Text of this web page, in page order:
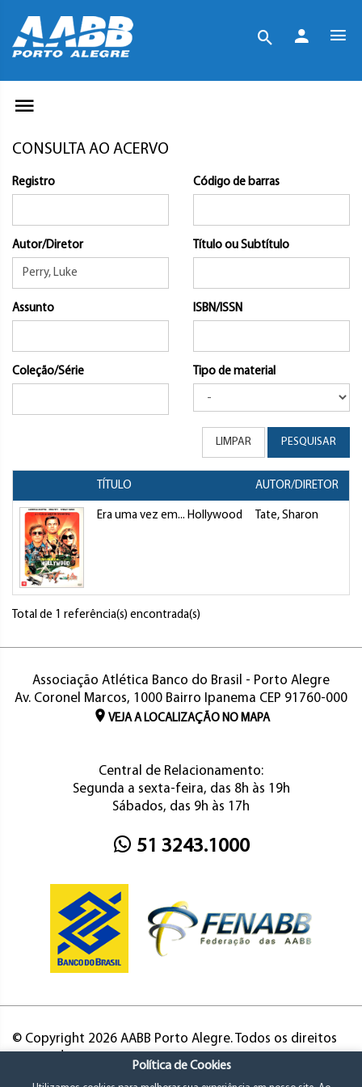
CONSULTA AO ACERVO
Registro Código de barras
Autor/Diretor Título ou Subtítulo
Assunto ISBN/ISSN
Coleção/Série Tipo de material
LIMPAR PESQUISAR
TÍTULO AUTOR/DIRETOR
Era uma vez em... Hollywood Tate, Sharon
Total de 1 referência(s) encontrada(s)
Associação Atlética Banco do Brasil - Porto Alegre
Av. Coronel Marcos, 1000 Bairro Ipanema CEP 91760-000
VEJA A LOCALIZAÇÃO NO MAPA
Central de Relacionamento:
Segunda a sexta-feira, das 8h às 19h
Sábados, das 9h às 17h
51 3243.1000
© Copyright 2026 AABB Porto Alegre. Todos os direitos
Política de Cookies